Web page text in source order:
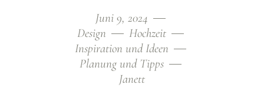
Juni 9, 2024
Design
Hochzeit
Inspiration und Ideen
Planung und Tipps
Janett